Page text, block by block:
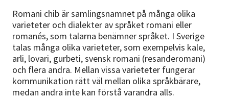
Romani chib är samlingsnamnet på många olika
varieteter och dialekter av språket romani eller
romanés, som talarna benämner språket. I Sverige
talas många olika varieteter, som exempelvis kale,
arli, lovari, gurbeti, svensk romani (resanderomani)
och flera andra. Mellan vissa varieteter fungerar
kommunikation rätt väl mellan olika språkbärare,
medan andra inte kan förstå varandra alls.